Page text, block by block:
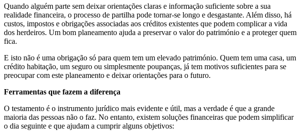
Quando alguém parte sem deixar orientações claras e informação suficiente sobre a sua
realidade financeira, o processo de partilha pode tornar-se longo e desgastante. Além disso, há
custos, impostos e obrigações associadas aos créditos existentes que podem complicar a vida
dos herdeiros. Um bom planeamento ajuda a preservar o valor do património e a proteger quem
fica.
E isto não é uma obrigação só para quem tem um elevado património. Quem tem uma casa, um
crédito habitação, um seguro ou simplesmente poupanças, já tem motivos suficientes para se
preocupar com este planeamento e deixar orientações para o futuro.
Ferramentas que fazem a diferença
O testamento é o instrumento jurídico mais evidente e útil, mas a verdade é que a grande
maioria das pessoas não o faz. No entanto, existem soluções financeiras que podem simplificar
o dia seguinte e que ajudam a cumprir alguns objetivos: